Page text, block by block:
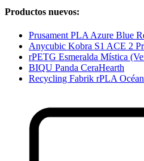
Productos nuevos:
Prusament PLA Azure Blue
Anycubic Kobra S1 ACE 2
rPETG Esmeralda Mística
BIQU Panda CeraHearth
Recycling Fabrik rPLA